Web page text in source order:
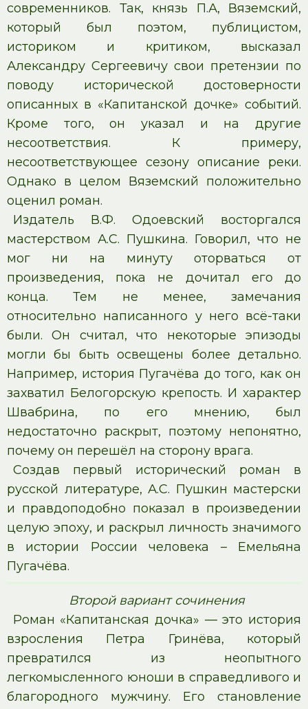
современников. Так, князь П.А, Вяземский,
который был поэтом, публицистом,
историком и критиком, высказал
Александру Сергеевичу свои претензии по
поводу исторической достоверности
описанных в «Капитанской дочке» событий.
Кроме того, он указал и на другие
несоответствия. К примеру,
несоответствующее сезону описание реки.
Однако в целом Вяземский положительно
оценил роман.
Издатель В.Ф. Одоевский восторгался
мастерством А.С. Пушкина. Говорил, что не
мог ни на минуту оторваться от
произведения, пока не дочитал его до
конца. Тем не менее, замечания
относительно написанного у него всё-таки
были. Он считал, что некоторые эпизоды
могли бы быть освещены более детально.
Например, история Пугачёва до того, как он
захватил Белогорскую крепость. И характер
Швабрина, по его мнению, был
недостаточно раскрыт, поэтому непонятно,
почему он перешёл на сторону врага.
Создав первый исторический роман в
русской литературе, А.С. Пушкин мастерски
и правдоподобно показал в произведении
целую эпоху, и раскрыл личность значимого
в истории России человека – Емельяна
Пугачёва.
Второй вариант сочинения
Роман «Капитанская дочка» — это история
взросления Петра Гринёва, который
превратился из неопытного
легкомысленного юноши в справедливого и
благородного мужчину. Его становление